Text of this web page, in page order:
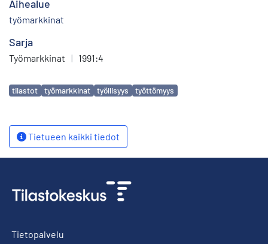
Aihealue
työmarkkinat
Sarja
Työmarkkinat | 1991:4
Avainsanat
tilastot työmarkkinat työllisyys työttömyys
Tietueen kaikki tiedot
Tietopalvelu